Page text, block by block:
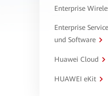
Enterprise
Enterprise
und Software
Huawei Cloud
HUAWEI eKit